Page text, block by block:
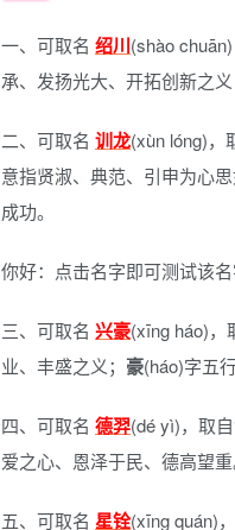
一、可取名 绍川(shào chuān)
承、发扬光大、开拓创新之义
二、可取名 训龙(xùn lóng)，
意指贤淑、典范、引申为心
成功。
你好：点击名字即可测试该
三、可取名 兴豪(xīng háo)，
业、丰盛之义； 豪(háo)字五
四、可取名 德羿(dé yì)， 取
爱之心、恩泽于民、德高望重
五、可取名 星铨(xīng quán)，